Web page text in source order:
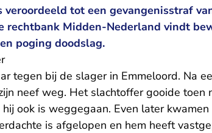
veroordeeld tot een gevangenisstraf
rechtbank Midden-Nederland vindt
poging doodslag.
tegen bij de slager in Emmeloord. Na
neef weg. Het slachtoffer gooide toen
ook is weggegaan. Even later
is afgelopen en hem heeft